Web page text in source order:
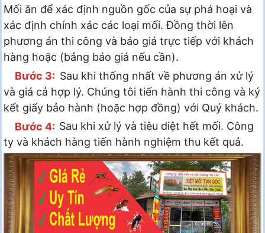
Mối ăn để xác định nguồn gốc của sự phá hoại và
xác định chính xác các loại mối. Đồng thời lên
phương án thi công và báo giá trực tiếp với khách
hàng hoặc (bảng báo giá nếu cần).
Bước 3: Sau khi thống nhất về phương án xử lý
và giá cả hợp lý. Chúng tôi tiến hành thi công và ký
kết giấy bảo hành (hoặc hợp đồng) với Quý khách.
Bước 4: Sau khi xử lý và tiêu diệt hết mối. Công
ty và khách hàng tiến hành nghiệm thu kết quả.